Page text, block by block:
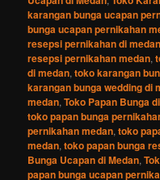
karangan bunga ucapan
bunga ucapan pernikahan
resepsi pernikahan di medan
resepsi pernikahan medan,
di medan,toko karangan
karangan bunga wedding di
medan,Toko Papan Bunga
toko papan bunga
pernikahan medan,toko
medan,toko papan bunga
Bunga Ucapan di Medan,
papan bunga ucapan